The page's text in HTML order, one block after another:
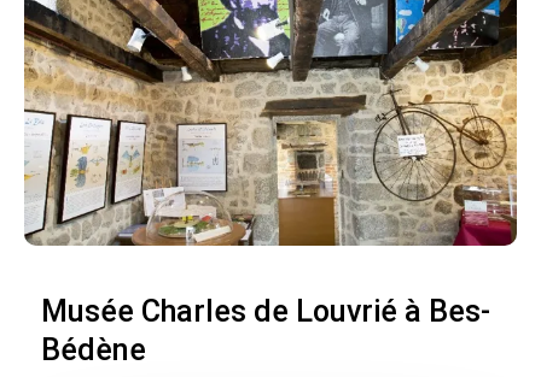
Musée Charles de Louvrié à Bes-
Bédène